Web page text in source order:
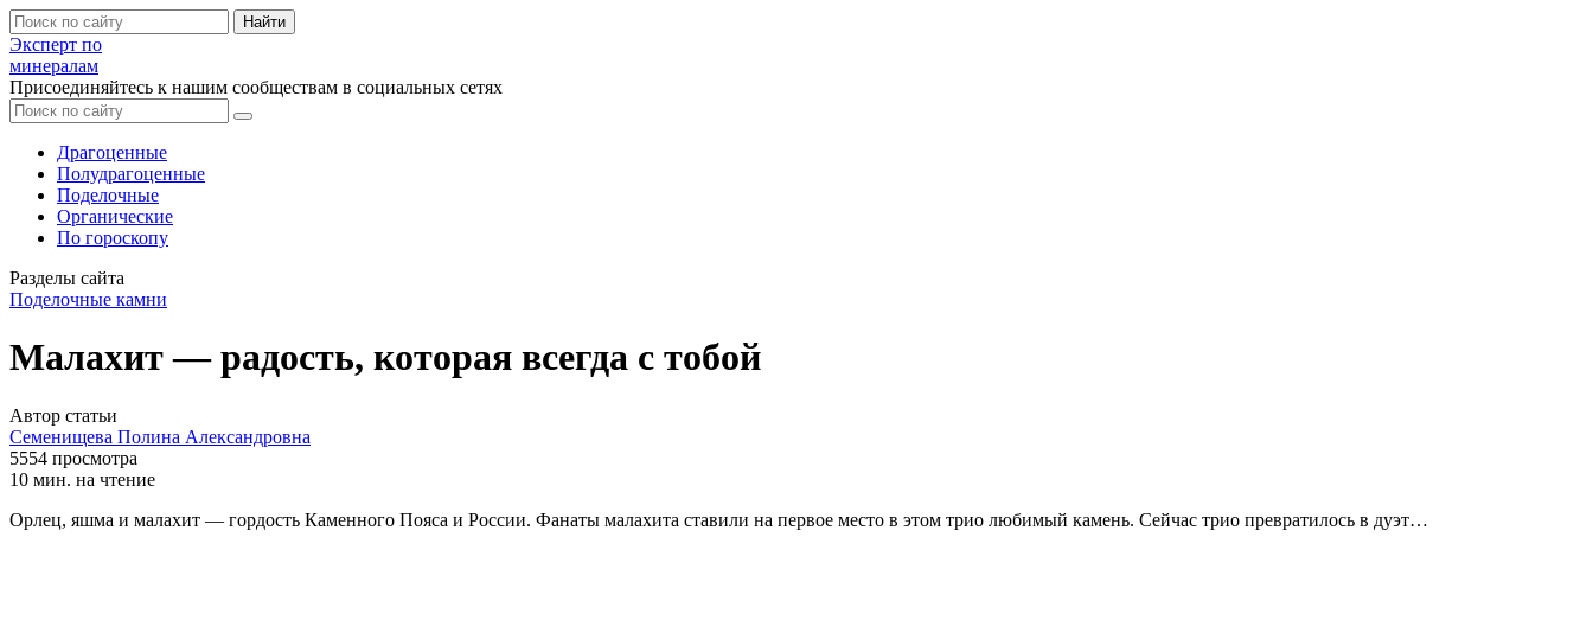
Найти
Эксперт по
минералам
Присоединяйтесь к нашим сообществам в социальных сетях
Драгоценные
Полудрагоценные
Поделочные
Органические
По гороскопу
Разделы сайта
Поделочные камни
Малахит — радость, которая всегда с тобой
Автор статьи
Семенищева Полина Александровна
5554 просмотра
10 мин. на чтение
Орлец, яшма и малахит — гордость Каменного Пояса и России. Фанаты малахита ставили на первое место в этом трио любимый камень. Сейчас трио превратилось в дуэт…